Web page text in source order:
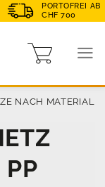
PORTOFREI AB
CHF 700
NACH MATERIAL